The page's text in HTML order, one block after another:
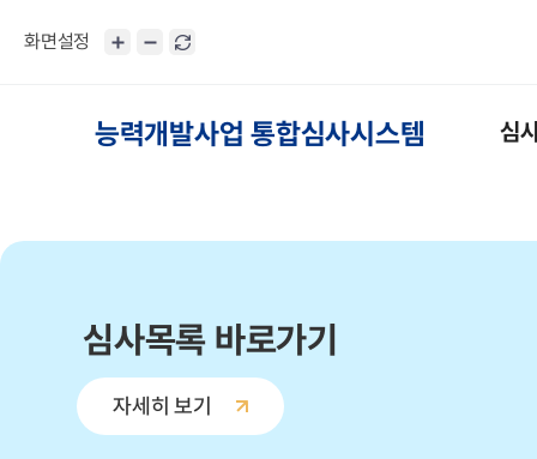
화면설정
능력개발사업 통합심사시스템 심
심사목록 바로가기
자세히 보기